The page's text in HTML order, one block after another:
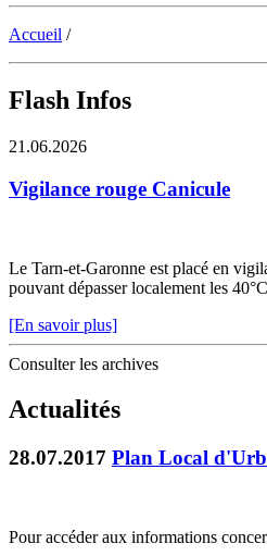
Accueil /
Flash Infos
21.06.2026
Vigilance rouge Canicule
Le Tarn-et-Garonne est placé en
pouvant dépasser localement les
[En savoir plus]
Consulter les archives
Actualités
28.07.2017 Plan Local
Pour accéder aux informations